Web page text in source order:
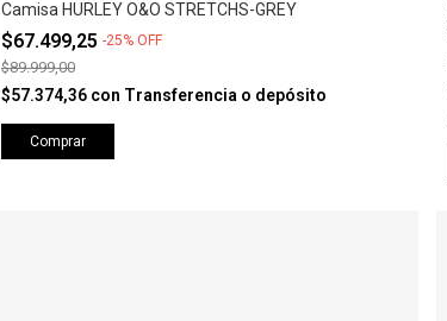
Camisa HURLEY O&O STRETCHS-GREY
$67.499,25 -25% OFF
$89.999,00
$57.374,36 con Transferencia o depósito
Comprar